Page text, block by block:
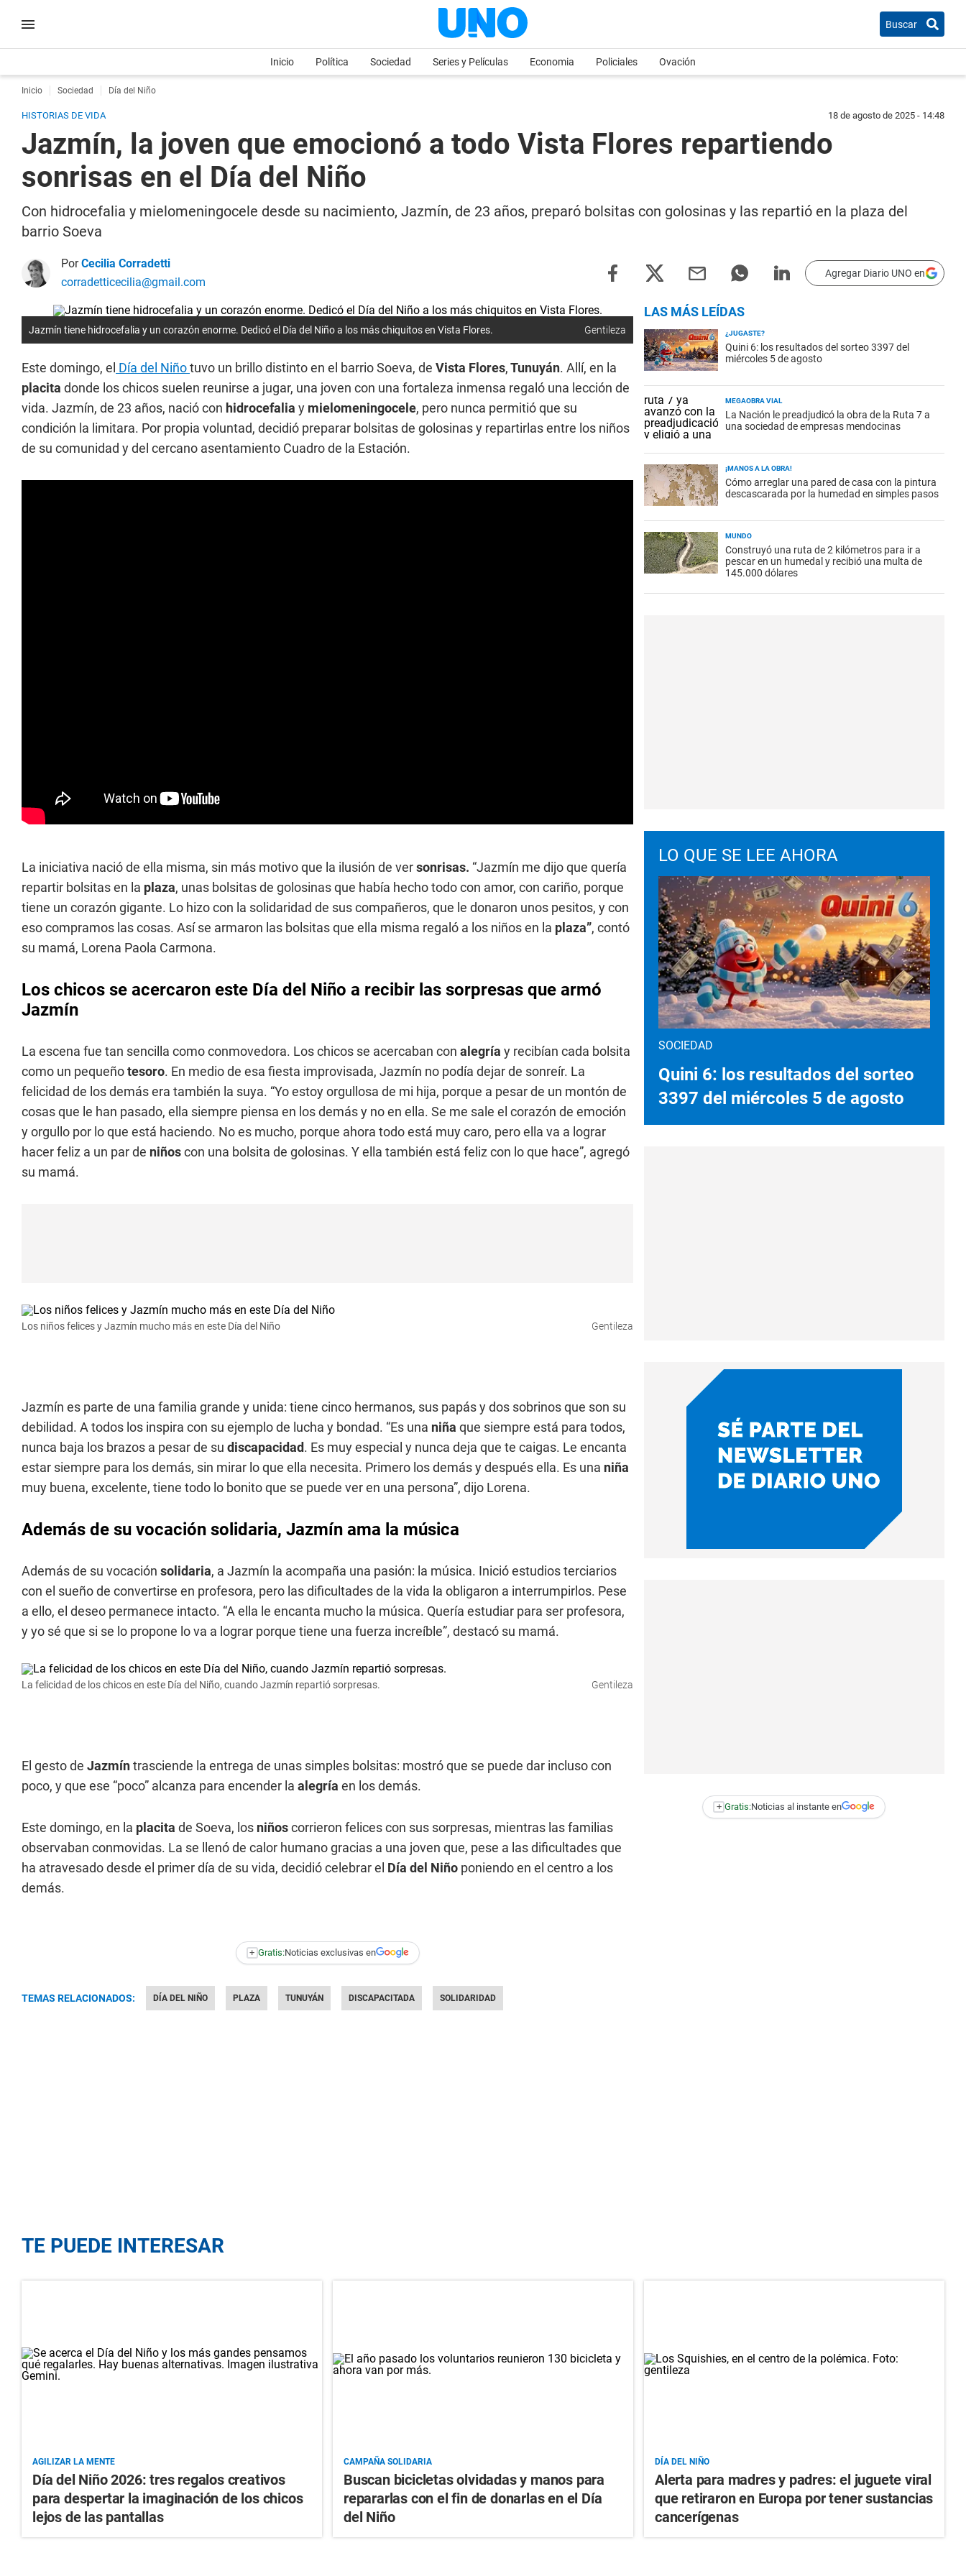
Buscar
Inicio Política Sociedad Series y Películas Economia Policiales Ovación
Inicio Sociedad Día del Niño
HISTORIAS DE VIDA 18 de agosto de 2025 - 14:48
Jazmín, la joven que emocionó a todo Vista Flores repartiendo
sonrisas en el Día del Niño
Con hidrocefalia y mielomeningocele desde su nacimiento, Jazmín, de 23 años, preparó bolsitas con golosinas y las repartió en la plaza del
barrio Soeva
PorCecilia Corradetti
corradetticecilia@gmail.com
Agregar Diario UNO en
Jazmín tiene hidrocefalia y un corazón enorme. Dedicó el Día del Niño a los más chiquitos en Vista Flores. Gentileza
Este domingo, el Día del Niñotuvo un brillo distinto en el barrio Soeva, de Vista Flores,Tunuyán. Allí, en la
placita donde los chicos suelen reunirse a jugar, una joven con una fortaleza inmensa regaló una lección de
vida. Jazmín, de 23 años, nació con hidrocefalia y mielomeningocele, pero nunca permitió que su
condición la limitara. Por propia voluntad, decidió preparar bolsitas de golosinas y repartirlas entre los niños
de su comunidad y del cercano asentamiento Cuadro de la Estación.
La iniciativa nació de ella misma, sin más motivo que la ilusión de versonrisas. “Jazmín me dijo que quería
repartir bolsitas en la plaza, unas bolsitas de golosinas que había hecho todo con amor, con cariño, porque
tiene un corazón gigante. Lo hizo con la solidaridad de sus compañeros, que le donaron unos pesitos, y con
eso compramos las cosas. Así se armaron las bolsitas que ella misma regaló a los niños en la plaza”, contó
su mamá, Lorena Paola Carmona.
Los chicos se acercaron este Día del Niño a recibir las sorpresas que armó
Jazmín
La escena fue tan sencilla como conmovedora. Los chicos se acercaban con alegría y recibían cada bolsita
como un pequeñotesoro. En medio de esa fiesta improvisada, Jazmín no podía dejar de sonreír. La
felicidad de los demás era también la suya. “Yo estoy orgullosa de mi hija, porque a pesar de un montón de
cosas que le han pasado, ella siempre piensa en los demás y no en ella. Se me sale el corazón de emoción
y orgullo por lo que está haciendo. No es mucho, porque ahora todo está muy caro, pero ella va a lograr
hacer feliz a un par de niñoscon una bolsita de golosinas. Y ella también está feliz con lo que hace”, agregó
su mamá.
Los niños felices y Jazmín mucho más en este Día del Niño Gentileza
Jazmín es parte de una familia grande y unida: tiene cinco hermanos, sus papás y dos sobrinos que son su
debilidad. A todos los inspira con su ejemplo de lucha y bondad. “Es una niña que siempre está para todos,
nunca baja los brazos a pesar de su discapacidad. Es muy especial y nunca deja que te caigas. Le encanta
estar siempre para los demás, sin mirar lo que ella necesita. Primero los demás y después ella. Es una niña
muy buena, excelente, tiene todo lo bonito que se puede ver en una persona”, dijo Lorena.
Además de su vocación solidaria, Jazmín ama la música
Además de su vocación solidaria, a Jazmín la acompaña una pasión: la música. Inició estudios terciarios
con el sueño de convertirse en profesora, pero las dificultades de la vida la obligaron a interrumpirlos. Pese
a ello, el deseo permanece intacto. “A ella le encanta mucho la música. Quería estudiar para ser profesora,
y yo sé que si se lo propone lo va a lograr porque tiene una fuerza increíble”, destacó su mamá.
La felicidad de los chicos en este Día del Niño, cuando Jazmín repartió sorpresas. Gentileza
El gesto de Jazmíntrasciende la entrega de unas simples bolsitas: mostró que se puede dar incluso con
poco, y que ese “poco” alcanza para encender la alegría en los demás.
Este domingo, en la placita de Soeva, los niñoscorrieron felices con sus sorpresas, mientras las familias
observaban conmovidas. La se llenó de calor humano gracias a una joven que, pese a las dificultades que
ha atravesado desde el primer día de su vida, decidió celebrar el Día del Niño poniendo en el centro a los
demás.
+ Gratis:Noticias exclusivas en
TEMAS RELACIONADOS: DÍA DEL NIÑO PLAZA TUNUYÁN DISCAPACITADA SOLIDARIDAD
LAS MÁS LEÍDAS
¿JUGASTE?
Quini 6: los resultados del sorteo 3397 del
miércoles 5 de agosto
MEGAOBRA VIAL
La Nación le preadjudicó la obra de la Ruta 7 a
una sociedad de empresas mendocinas
¡MANOS A LA OBRA!
Cómo arreglar una pared de casa con la pintura
descascarada por la humedad en simples pasos
MUNDO
Construyó una ruta de 2 kilómetros para ir a
pescar en un humedal y recibió una multa de
145.000 dólares
LO QUE SE LEE AHORA
SOCIEDAD
Quini 6: los resultados del sorteo
3397 del miércoles 5 de agosto
+ Gratis:Noticias al instante en
TE PUEDE INTERESAR
AGILIZAR LA MENTE
Día del Niño 2026: tres regalos creativos
para despertar la imaginación de los chicos
lejos de las pantallas
CAMPAÑA SOLIDARIA
Buscan bicicletas olvidadas y manos para
repararlas con el fin de donarlas en el Día
del Niño
DÍA DEL NIÑO
Alerta para madres y padres: el juguete viral
que retiraron en Europa por tener sustancias
cancerígenas